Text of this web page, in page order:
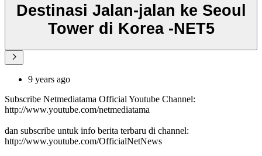
Destinasi Jalan-jalan ke Seoul
Tower di Korea -NET5
9 years ago
Subscribe Netmediatama Official Youtube Channel:
http://www.youtube.com/netmediatama
dan subscribe untuk info berita terbaru di channel:
http://www.youtube.com/OfficialNetNews